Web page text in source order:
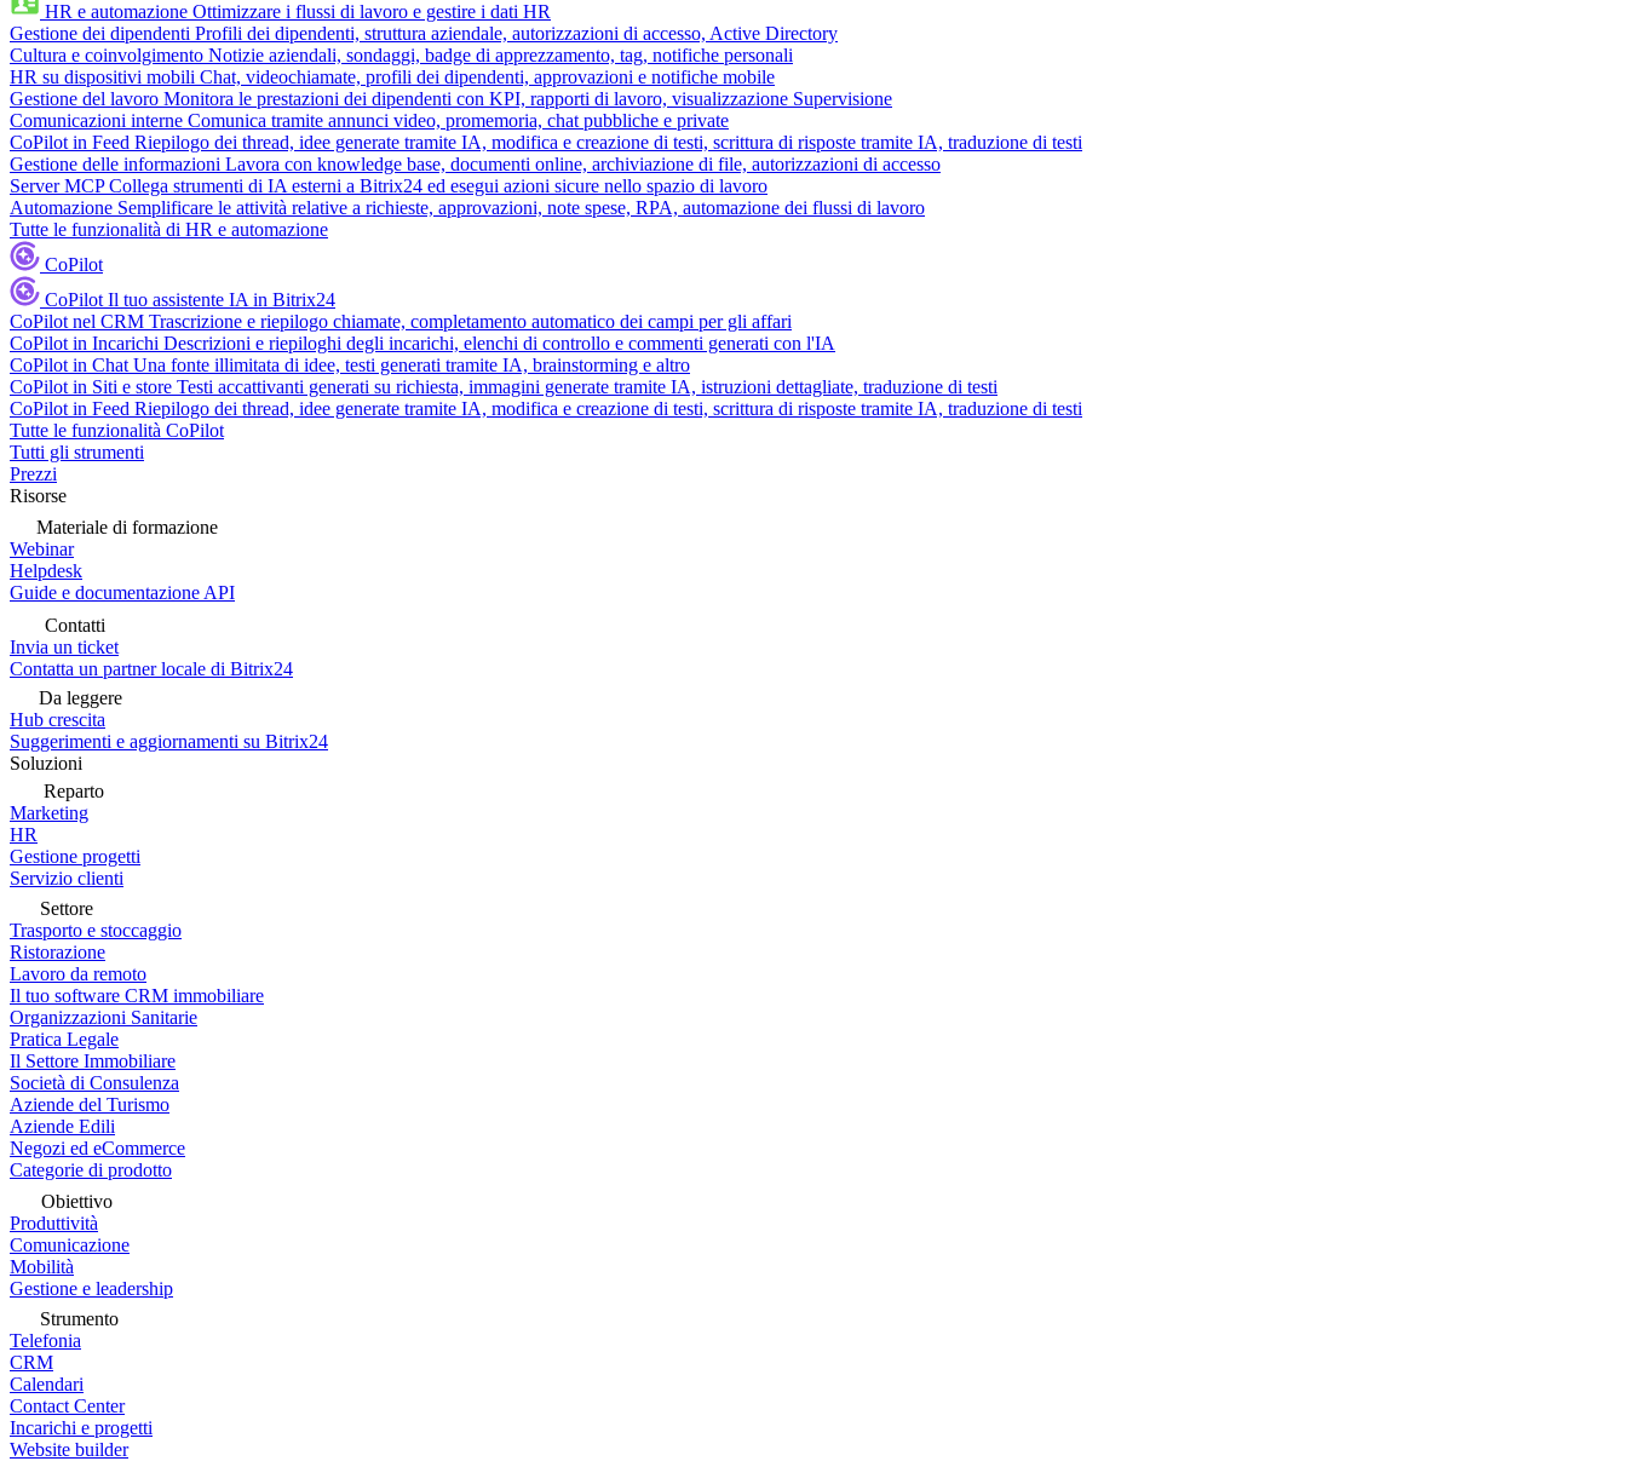
HR e automazione Ottimizzare i flussi di lavoro e gestire i dati HR
Gestione dei dipendenti Profili dei dipendenti, struttura aziendale, autorizzazioni di accesso, Active Directory
Cultura e coinvolgimento Notizie aziendali, sondaggi, badge di apprezzamento, tag, notifiche personali
HR su dispositivi mobili Chat, videochiamate, profili dei dipendenti, approvazioni e notifiche mobile
Gestione del lavoro Monitora le prestazioni dei dipendenti con KPI, rapporti di lavoro, visualizzazione Supervisione
Comunicazioni interne Comunica tramite annunci video, promemoria, chat pubbliche e private
CoPilot in Feed Riepilogo dei thread, idee generate tramite IA, modifica e creazione di testi, scrittura di risposte tramite IA, traduzione di testi
Gestione delle informazioni Lavora con knowledge base, documenti online, archiviazione di file, autorizzazioni di accesso
Server MCP Collega strumenti di IA esterni a Bitrix24 ed esegui azioni sicure nello spazio di lavoro
Automazione Semplificare le attività relative a richieste, approvazioni, note spese, RPA, automazione dei flussi di lavoro
Tutte le funzionalità di HR e automazione
CoPilot
CoPilot Il tuo assistente IA in Bitrix24
CoPilot nel CRM Trascrizione e riepilogo chiamate, completamento automatico dei campi per gli affari
CoPilot in Incarichi Descrizioni e riepiloghi degli incarichi, elenchi di controllo e commenti generati con l'IA
CoPilot in Chat Una fonte illimitata di idee, testi generati tramite IA, brainstorming e altro
CoPilot in Siti e store Testi accattivanti generati su richiesta, immagini generate tramite IA, istruzioni dettagliate, traduzione di testi
CoPilot in Feed Riepilogo dei thread, idee generate tramite IA, modifica e creazione di testi, scrittura di risposte tramite IA, traduzione di testi
Tutte le funzionalità CoPilot
Tutti gli strumenti
Prezzi
Risorse
Materiale di formazione
Webinar
Helpdesk
Guide e documentazione API
Contatti
Invia un ticket
Contatta un partner locale di Bitrix24
Da leggere
Hub crescita
Suggerimenti e aggiornamenti su Bitrix24
Soluzioni
Reparto
Marketing
HR
Gestione progetti
Servizio clienti
Settore
Trasporto e stoccaggio
Ristorazione
Lavoro da remoto
Il tuo software CRM immobiliare
Organizzazioni Sanitarie
Pratica Legale
Il Settore Immobiliare
Società di Consulenza
Aziende del Turismo
Aziende Edili
Negozi ed eCommerce
Categorie di prodotto
Obiettivo
Produttività
Comunicazione
Mobilità
Gestione e leadership
Strumento
Telefonia
CRM
Calendari
Contact Center
Incarichi e progetti
Website builder